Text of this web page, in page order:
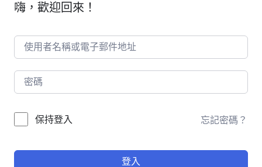
嗨，歡迎回來！
保持登入 忘記密碼？
登入